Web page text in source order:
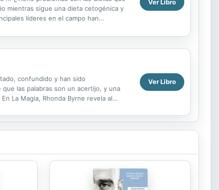
mientras sigue una dieta cetogénica y
líderes en el campo han
Ver Libro
confundido y han sido
las palabras son un acertijo, y una
La Magia, Rhonda Byrne revela al
Ver Libro